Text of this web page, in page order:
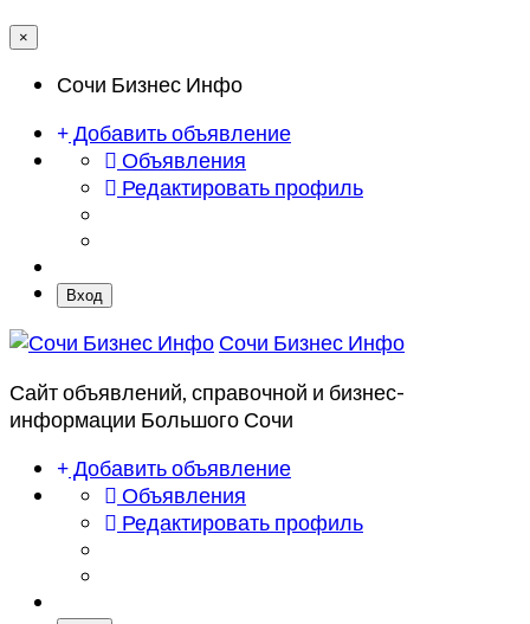
×
Сочи Бизнес Инфо
Добавить объявление
Объявления
Редактировать профиль
Вход
Сочи Бизнес Инфо
Сайт объявлений, справочной и бизнес-
информации Большого Сочи
Добавить объявление
Объявления
Редактировать профиль